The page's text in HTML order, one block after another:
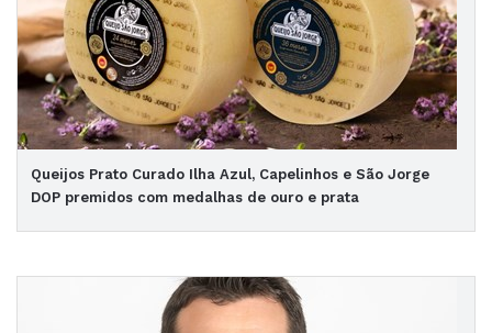
Queijos Prato Curado Ilha Azul, Capelinhos e São Jorge
DOP premidos com medalhas de ouro e prata